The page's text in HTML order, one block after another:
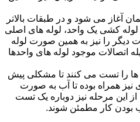
آغاز می شود و در طبقات بالاتر
لوله کشی یک واحد، لوله های اصلی
دیگر را نیز به همین صورت لوله
اتصالات موجود لوله های واحدها
ها را تست می کنند تا مشکلی پیش
نیز همراه بوده تا آب به صورت
این مرحله نیز دوباره یک تست
بودن کار مطمئن شوند.